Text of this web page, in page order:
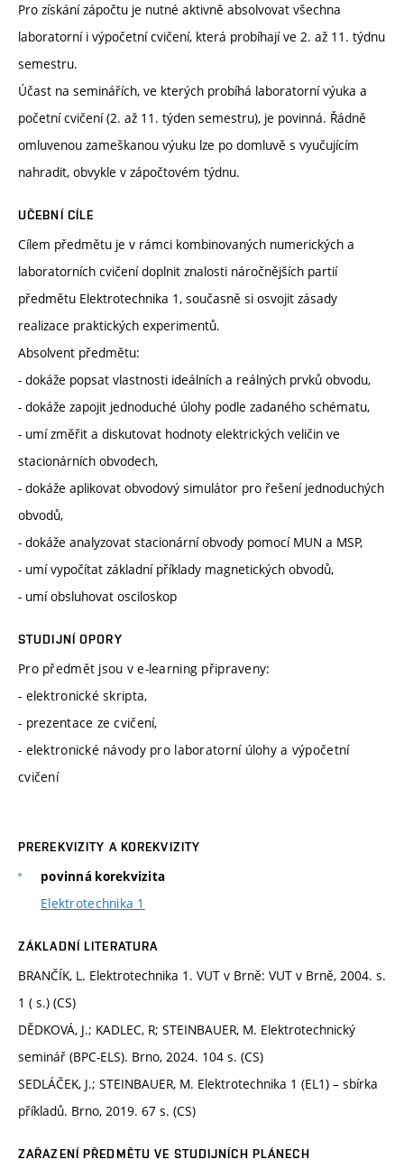
Pro získání zápočtu je nutné aktivně absolvovat všechna
laboratorní i výpočetní cvičení, která probíhají ve 2. až 11. týdnu
semestru.
Účast na seminářích, ve kterých probíhá laboratorní výuka a
početní cvičení (2. až 11. týden semestru), je povinná. Řádně
omluvenou zameškanou výuku lze po domluvě s vyučujícím
nahradit, obvykle v zápočtovém týdnu.
UČEBNÍ CÍLE
Cílem předmětu je v rámci kombinovaných numerických a
laboratorních cvičení doplnit znalosti náročnějších partií
předmětu Elektrotechnika 1, současně si osvojit zásady
realizace praktických experimentů.
Absolvent předmětu:
- dokáže popsat vlastnosti ideálních a reálných prvků obvodu,
- dokáže zapojit jednoduché úlohy podle zadaného schématu,
- umí změřit a diskutovat hodnoty elektrických veličin ve
stacionárních obvodech,
- dokáže aplikovat obvodový simulátor pro řešení jednoduchých
obvodů,
- dokáže analyzovat stacionární obvody pomocí MUN a MSP,
- umí vypočítat základní příklady magnetických obvodů,
- umí obsluhovat osciloskop
STUDIJNÍ OPORY
Pro předmět jsou v e-learning připraveny:
- elektronické skripta,
- prezentace ze cvičení,
- elektronické návody pro laboratorní úlohy a výpočetní
cvičení
PREREKVIZITY A KOREKVIZITY
povinná korekvizita
Elektrotechnika 1
ZÁKLADNÍ LITERATURA
BRANČÍK, L. Elektrotechnika 1. VUT v Brně: VUT v Brně, 2004. s.
1 ( s.) (CS)
DĚDKOVÁ, J.; KADLEC, R; STEINBAUER, M. Elektrotechnický
seminář (BPC-ELS). Brno, 2024. 104 s. (CS)
SEDLÁČEK, J.; STEINBAUER, M. Elektrotechnika 1 (EL1) – sbírka
příkladů. Brno, 2019. 67 s. (CS)
ZAŘAZENÍ PŘEDMĚTU VE STUDIJNÍCH PLÁNECH